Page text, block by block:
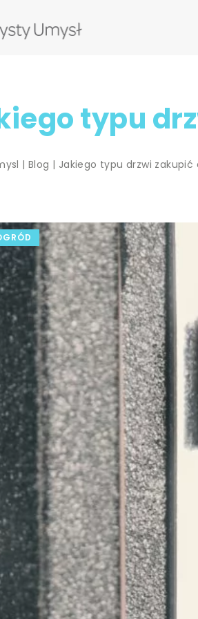
typu
|Blog | Jakiego typu drzwi
FORMA I ZDROWIE
14 | 12 | 2020
Jakimi sposobami
swój wzrok?
Wzrok to jeden z
zmysłów, który
rzeczy, które nas
wszystkie czynności